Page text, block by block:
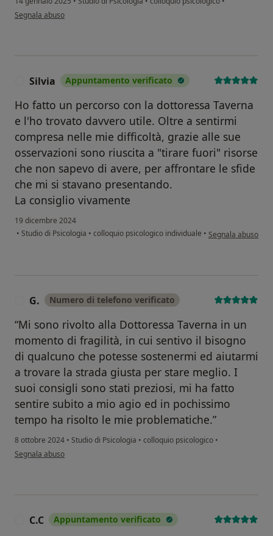
secondo l'opinione dell'utente I. M.
Segnala abuso
Silvia Appuntamento verificato
Ho fatto un percorso con la dottoressa Taverna
e l'ho trovato davvero utile. Oltre a sentirmi
compresa nelle mie difficoltà, grazie alle sue
osservazioni sono riuscita a "tirare fuori" risorse
che non sapevo di avere, per affrontare le sfide
che mi si stavano presentando.
La consiglio vivamente
19 dicembre 2024
• Studio di Psicologia • colloquio psicologico individuale • secondo
Segnala abuso
G. Numero di telefono verificato
“Mi sono rivolto alla Dottoressa Taverna in un
momento di fragilità, in cui sentivo il bisogno
di qualcuno che potesse sostenermi ed aiutarmi
a trovare la strada giusta per stare meglio. I
suoi consigli sono stati preziosi, mi ha fatto
sentire subito a mio agio ed in pochissimo
tempo ha risolto le mie problematiche.”
8 ottobre 2024 • Studio di Psicologia • colloquio psicologico •
secondo l'opinione dell'utente G.
Segnala abuso
C.C Appuntamento verificato